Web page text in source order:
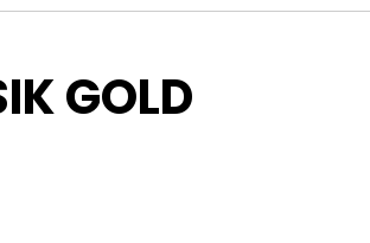
GOLD